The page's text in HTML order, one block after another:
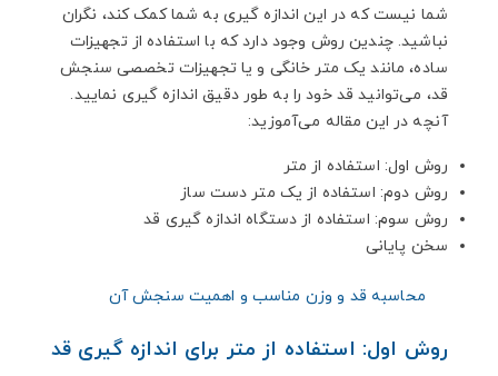
شما نیست که در این اندازه گیری به شما کمک کند، نگران
نباشید. چندین روش وجود دارد که با استفاده از تجهیزات
ساده، مانند یک متر خانگی و یا تجهیزات تخصصی سنجش
قد، می‌توانید قد خود را به طور دقیق اندازه گیری نمایید.
آنچه در این مقاله می‌آموزید:
روش اول: استفاده از متر
روش دوم: استفاده از یک متر دست ساز
روش سوم: استفاده از دستگاه اندازه گیری قد
سخن پایانی
محاسبه قد و وزن مناسب و اهمیت سنجش آن
روش اول: استفاده از متر برای اندازه گیری قد